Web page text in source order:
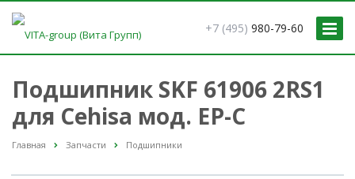
+7 (495) 980-79-60
Подшипник SKF 61906 2RS1
для Cehisa мод. EP-C
Главная Запчасти Подшипники